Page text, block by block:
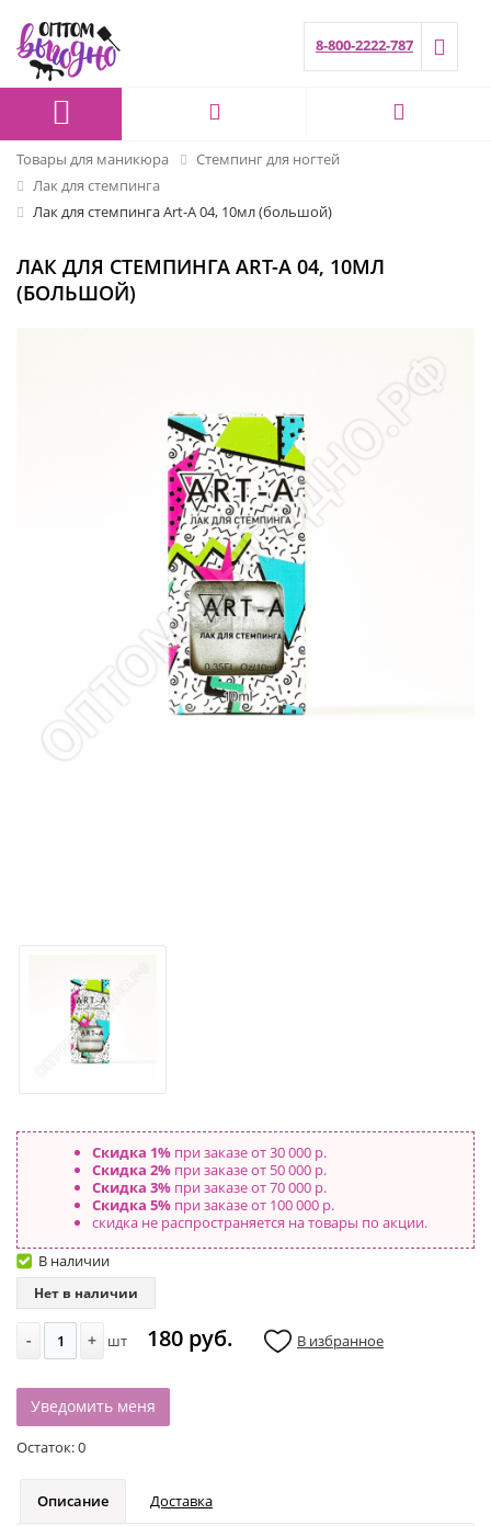
8-800-2222-787
Товары для маникюра
Стемпинг для ногтей
Лак для стемпинга
Лак для стемпинга Art-A 04, 10мл (большой)
ЛАК ДЛЯ СТЕМПИНГА ART-A 04, 10МЛ
(БОЛЬШОЙ)
Скидка 1%при заказе от 30 000 р.
Скидка 2%при заказе от 50 000 р.
Скидка 3%при заказе от 70 000 р.
Скидка 5%при заказе от 100 000 р.
скидка не распространяется на товары по акции.
В наличии
Нет в наличии
- + шт 180 руб. В избранное
Уведомить меня
Остаток:0
Описание Доставка